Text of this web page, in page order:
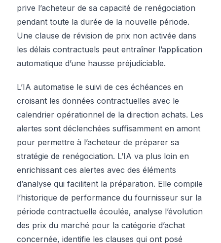
prive l’acheteur de sa capacité de renégociation
pendant toute la durée de la nouvelle période.
Une clause de révision de prix non activée dans
les délais contractuels peut entraîner l’application
automatique d’une hausse préjudiciable.
L’IA automatise le suivi de ces échéances en
croisant les données contractuelles avec le
calendrier opérationnel de la direction achats. Les
alertes sont déclenchées suffisamment en amont
pour permettre à l’acheteur de préparer sa
stratégie de renégociation. L’IA va plus loin en
enrichissant ces alertes avec des éléments
d’analyse qui facilitent la préparation. Elle compile
l’historique de performance du fournisseur sur la
période contractuelle écoulée, analyse l’évolution
des prix du marché pour la catégorie d’achat
concernée, identifie les clauses qui ont posé